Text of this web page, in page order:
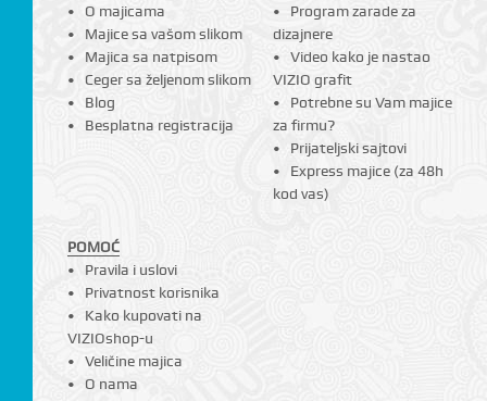
O majicama
Majice sa vašom slikom
Majica sa natpisom
Ceger sa željenom slikom
Blog
Besplatna registracija
Program zarade za
dizajnere
Video kako je nastao
VIZIO grafit
Potrebne su Vam majice
za firmu?
Prijateljski sajtovi
Express majice (za 48h
kod vas)
POMOĆ
Pravila i uslovi
Privatnost korisnika
Kako kupovati na
VIZIOshop-u
Veličine majica
O nama